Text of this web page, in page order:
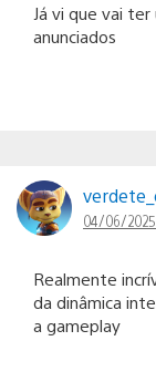
Já vi que vai
anunciados
04/06/2025
Realmente
da dinâmica
a gameplay